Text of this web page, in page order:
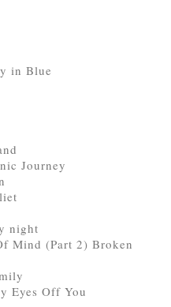
in Blue
Journey
night
Mind (Part 2) Broken
Eyes Off You